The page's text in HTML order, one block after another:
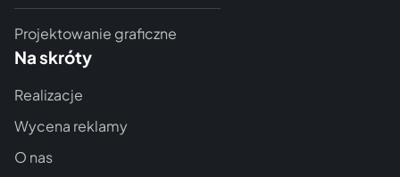
Projektowanie graficzne
Na skróty
Realizacje
Wycena reklamy
O nas